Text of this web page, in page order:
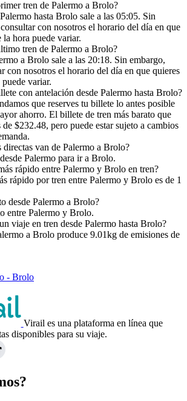
tren de Palermo a Brolo?
hasta Brolo sale a las 05:05. Sin
con nosotros el horario del día en que
hora puede variar.
tren de Palermo a Brolo?
a Brolo sale a las 20:18. Sin embargo,
con nosotros el horario del día en que quieres
variar.
con antelación desde Palermo hasta Brolo?
que reserves tu billete lo antes posible
ahorro. El billete de tren más barato que
de $232.48, pero puede estar sujeto a cambios
directas van de Palermo a Brolo?
Palermo para ir a Brolo.
rápido entre Palermo y Brolo en tren?
rápido por tren entre Palermo y Brolo es de 1
desde Palermo a Brolo?
entre Palermo y Brolo.
viaje en tren desde Palermo hasta Brolo?
a Brolo produce 9.01kg de emisiones de
- Brolo
Virail es una plataforma en línea que
disponibles para su viaje.